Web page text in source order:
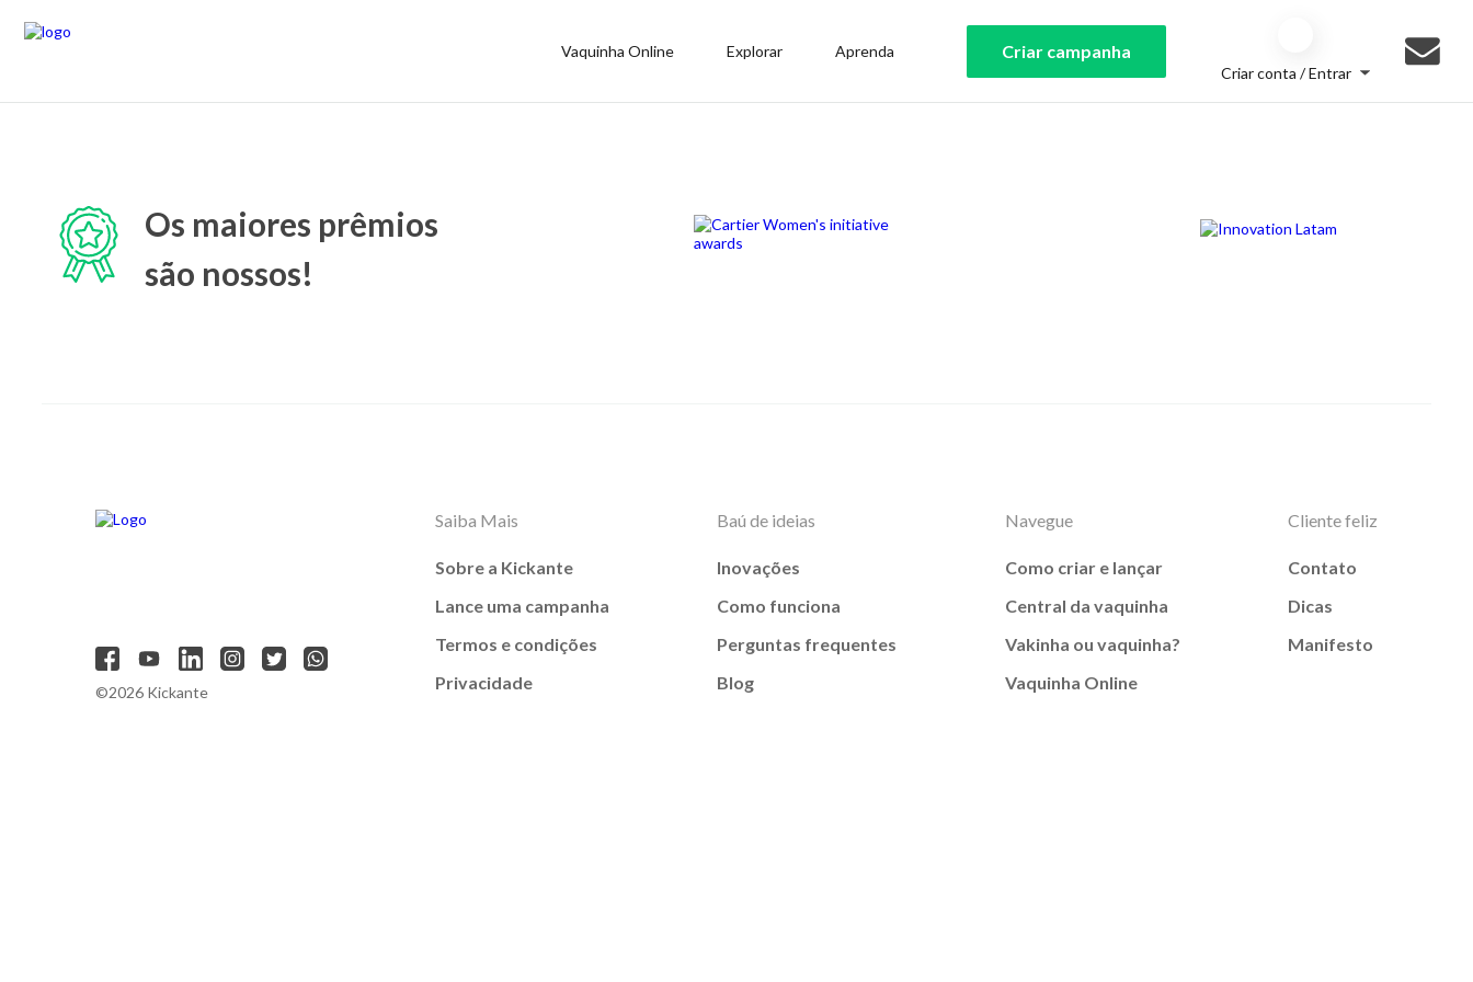
Vaquinha Online Explorar Aprenda Criar campanha
Criar conta / Entrar
Os maiores prêmios
são nossos!
©2026 Kickante
Saiba Mais
Sobre a Kickante
Lance uma campanha
Termos e condições
Privacidade
Baú de ideias
Inovações
Como funciona
Perguntas frequentes
Blog
Navegue
Como criar e lançar
Central da vaquinha
Vakinha ou vaquinha?
Vaquinha Online
Cliente feliz
Contato
Dicas
Manifesto